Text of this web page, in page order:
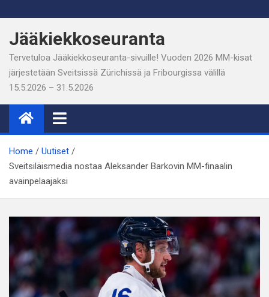
to
content
Jääkiekkoseuranta
Tervetuloa Jääkiekkoseuranta-sivuille! Vuoden 2026 MM-kisat
järjestetään Sveitsissä Zürichissä ja Fribourgissa välillä
15.5.2026 – 31.5.2026
Home
Uutiset
Sveitsiläismedia nostaa Aleksander Barkovin MM-finaalin
avainpelaajaksi